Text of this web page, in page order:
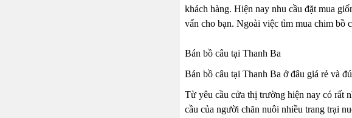
khách hàng. Hiện nay nhu cầu đặt mua
vấn cho bạn. Ngoài việc tìm mua chim bồ
Bán bồ câu tại Thanh Ba
Bán bồ câu tại Thanh Ba ở đâu giá rẻ và
Từ yêu cầu cửa thị trường hiện nay có rất
cầu của người chăn nuôi nhiều trang trại